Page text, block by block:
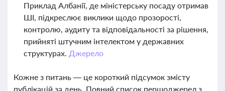
Приклад Албанії, де міністерську посаду отримав
ШІ, підкреслює виклики щодо прозорості,
контролю, аудиту та відповідальності за рішення,
прийняті штучним інтелектом у державних
структурах. Джерело
Кожне з питань — це короткий підсумок змісту
публікацій за день. Повний список першоджерел з